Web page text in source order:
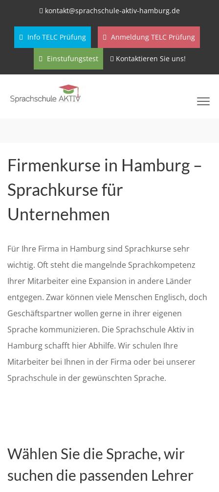
kontakt@sprachschule-aktiv-hamburg.de
Info TELC Prüfung Anmeldung TELC Prüfung
Einstufungstest Kontaktieren Sie uns!
Firmenkurse in Hamburg –
Sprachkurse für
Unternehmen
Für Ihre Firma in Hamburg sind Sprachkurse sehr
wichtig. Oft steht die mangelnde Sprachkompetenz
Ihrer Mitarbeiter eine Expansion in andere Länder
entgegen. Zwar können viele Menschen Englisch, doch
Geschäftspartner wollen gerne in ihrer eigenen
Sprache kommunizieren. Die Sprachschule Aktiv in
Hamburg schafft hier Abhilfe. Wir schulen Ihre
Mitarbeiter bei Ihnen in der Firma oder bei unserer
Sprachschule in der gewünschten Sprache.
Wählen Sie die Sprache, wir
suchen die passenden Lehrer